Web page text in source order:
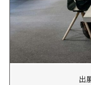
出